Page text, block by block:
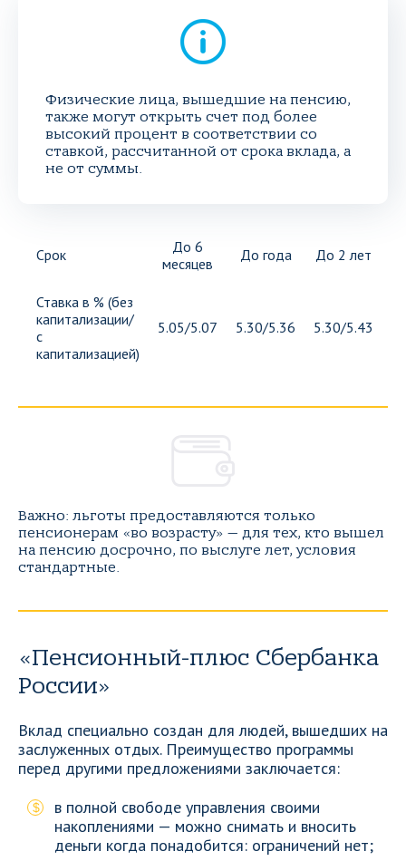
Физические лица, вышедшие на пенсию,
также могут открыть счет под более
высокий процент в соответствии со
ставкой, рассчитанной от срока вклада, а
не от суммы.
Срок
До 6
месяцев
До года До 2 лет
Ставка в % (без
капитализации/
с
капитализацией)
5.05/5.07 5.30/5.36 5.30/5.43
Важно: льготы предоставляются только
пенсионерам «во возрасту» — для тех, кто вышел
на пенсию досрочно, по выслуге лет, условия
стандартные.
«Пенсионный-плюс Сбербанка
России»
Вклад специально создан для людей, вышедших на
заслуженных отдых. Преимущество программы
перед другими предложениями заключается:
в полной свободе управления своими
накоплениями — можно снимать и вносить
деньги когда понадобится: ограничений нет;